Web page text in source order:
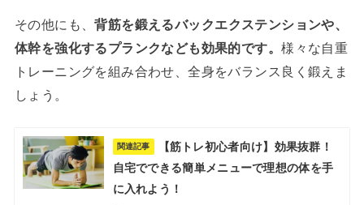
その他にも、背筋を鍛えるバックエクステンションや、
体幹を強化するプランクなども効果的です。様々な自重
トレーニングを組み合わせ、全身をバランス良く鍛えま
しょう。
関連記事
【筋トレ初心者向け】効果抜群！
自宅でできる簡単メニューで理想の体を手
に入れよう！